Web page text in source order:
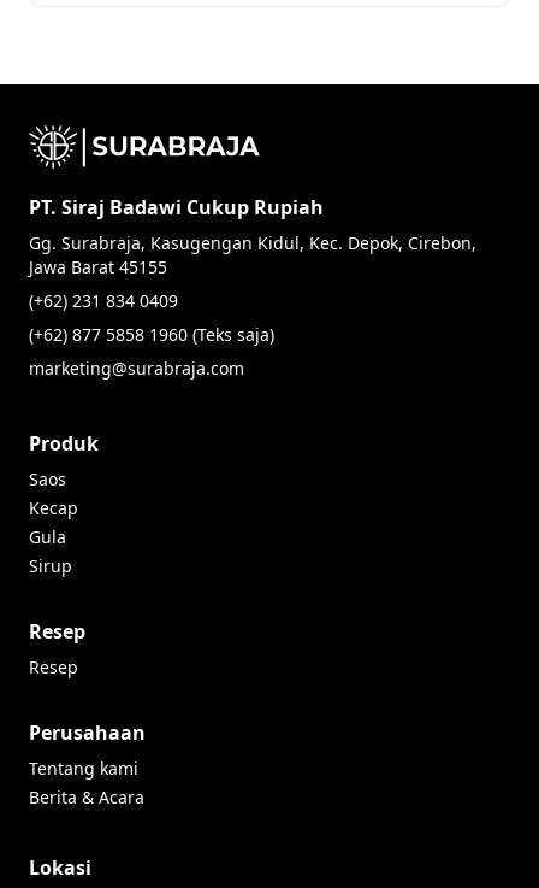
PT. Siraj Badawi Cukup Rupiah
Gg. Surabraja, Kasugengan Kidul, Kec. Depok, Cirebon,
Jawa Barat 45155
(+62) 231 834 0409
(+62) 877 5858 1960 (Teks saja)
marketing@surabraja.com
Produk
Saos
Kecap
Gula
Sirup
Resep
Resep
Perusahaan
Tentang kami
Berita & Acara
Lokasi